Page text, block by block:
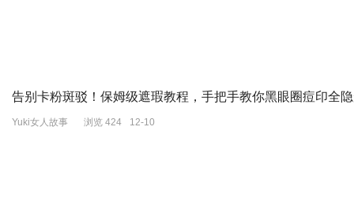
告别卡粉斑驳！保姆级遮瑕教程，手把手教你黑眼圈痘印全
Yuki女人故事 浏览 424 12-10